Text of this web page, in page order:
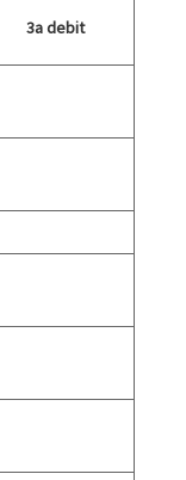
3a debit